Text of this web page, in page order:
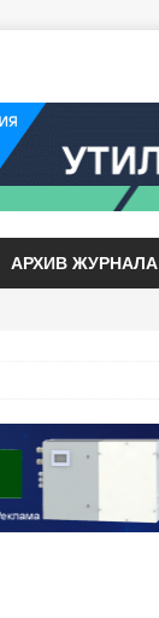
АРХИВ ЖУРНАЛА